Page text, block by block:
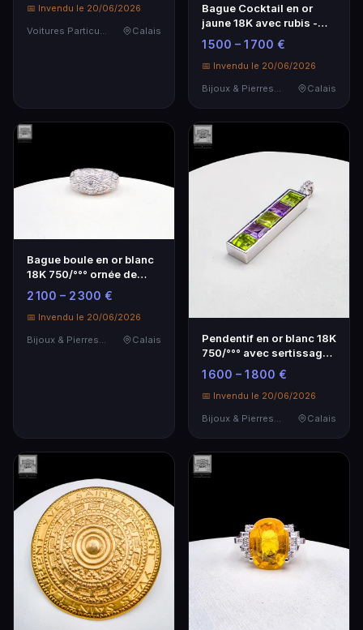
📅 Invendu le 20/06/2026
Voitures Particulières
Calais
Bague Cocktail en or
jaune 18K avec rubis -
Élégance intemporelle
1 500 – 1 700 €
📅 Invendu le 20/06/2026
Calais
Bague boule en or blanc
18K 750/°°° ornée de
diamants
2 100 – 2 300 €
📅 Invendu le 20/06/2026
Calais
Pendentif en or blanc 18K
750/°°° avec sertissage
élégant
1 600 – 1 800 €
📅 Invendu le 20/06/2026
Bijoux & Pierres Précieuses
Calais